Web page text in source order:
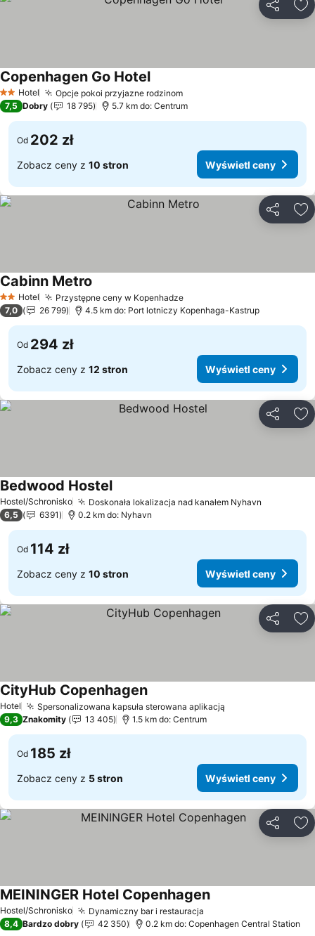
2 Kategoria
Hotel Opcje pokoi przyjazne rodzinom
Copenhagen Go Hotel
7,5 Dobry 18 795 5.7 km do: Centrum
Od 202 zł
Zobacz ceny z 10 stron Wyświetl ceny
2 Kategoria
Hotel Przystępne ceny w Kopenhadze
Cabinn Metro
7,0 26 799 4.5 km do: Port lotniczy Kopenhaga-Kastrup
Od 294 zł
Zobacz ceny z 12 stron Wyświetl ceny
Hostel/Schronisko Doskonała lokalizacja nad kanałem Nyhavn
Bedwood Hostel
6,5 6391 0.2 km do: Nyhavn
Od 114 zł
Zobacz ceny z 10 stron Wyświetl ceny
Hotel Spersonalizowana kapsuła sterowana aplikacją
CityHub Copenhagen
9,3 Znakomity 13 405 1.5 km do: Centrum
Od 185 zł
Zobacz ceny z 5 stron Wyświetl ceny
Hostel/Schronisko Dynamiczny bar i restauracja
MEININGER Hotel Copenhagen
8,4 Bardzo dobry 42 350 0.2 km do: Copenhagen Central Station